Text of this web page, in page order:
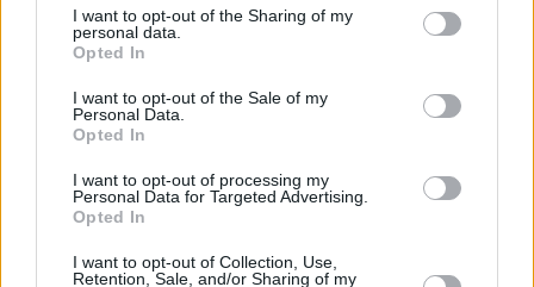
not limited to your visit or usage behaviour. You may click to
grant or deny consent to Google and its third-party tags to
use your data for below specified purposes in below Google
consent section.
I want to opt-out of the Sharing of my
personal data.
Opted In
I want to opt-out of the Sale of my
Personal Data.
Opted In
I want to opt-out of processing my
Personal Data for Targeted Advertising.
Opted In
I want to opt-out of Collection, Use,
Retention, Sale, and/or Sharing of my